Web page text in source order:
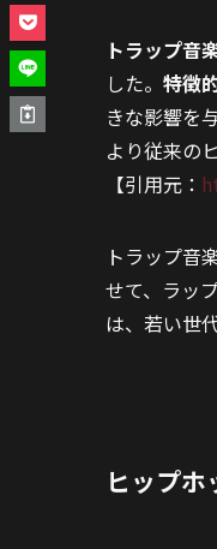
トラップ音
した。 特徴
きな影響を
より従来の
【引用元：
トラップ音
せて、ラッ
は、若い世
ヒップ